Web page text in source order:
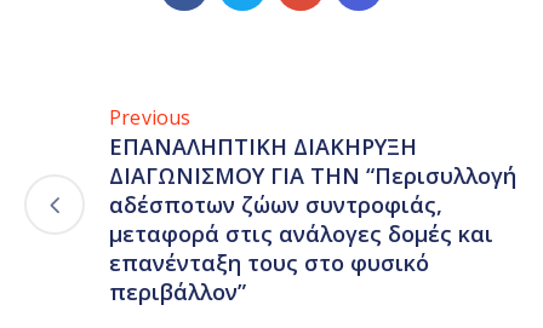
Previous
ΕΠΑΝΑΛΗΠΤΙΚΗ ΔΙΑΚΗΡΥΞΗ
ΔΙΑΓΩΝΙΣΜΟΥ ΓΙΑ ΤΗΝ “Περισυλλογή
αδέσποτων ζώων συντροφιάς,
μεταφορά στις ανάλογες δομές και
επανένταξη τους στο φυσικό
περιβάλλον”